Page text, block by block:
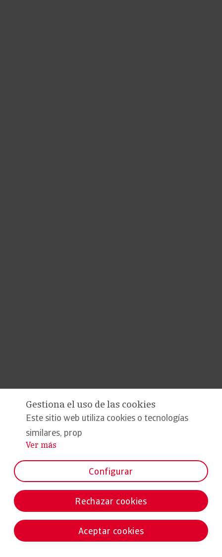
Gestiona el uso de las cookies
Este sitio web utiliza cookies o tecnologías
similares, prop
...
Ver más
Configurar
Rechazar cookies
Aceptar cookies